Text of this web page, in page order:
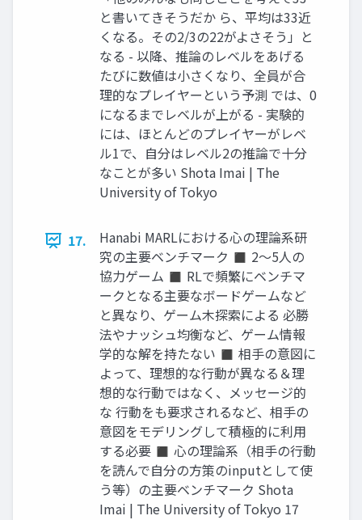
と書いてきそうだか ら、平均は33近
くなる。その2/3の22がよさそう」と
なる - 以降、推論のレベルをあげる
たびに数値は小さくなり、全員が合
理的なプレイヤーという予測 では、0
になるまでレベルが上がる - 実験的
には、ほとんどのプレイヤーがレベ
ル1で、自分はレベル2の推論で十分
なことが多い Shota Imai | The
University of Tokyo
17.
Hanabi MARLにおける心の理論系研
究の主要ベンチマーク ◼ 2〜5人の
協力ゲーム ◼ RLで頻繁にベンチマ
ークとなる主要なボードゲームなど
と異なり、ゲーム木探索による 必勝
法やナッシュ均衡など、ゲーム情報
学的な解を持たない ◼ 相手の意図に
よって、理想的な行動が異なる＆理
想的な行動ではなく、メッセージ的
な 行動をも要求されるなど、相手の
意図をモデリングして積極的に利用
する必要 ◼ 心の理論系（相手の行動
を読んで自分の方策のinputとして使
う等）の主要ベンチマーク Shota
Imai | The University of Tokyo 17